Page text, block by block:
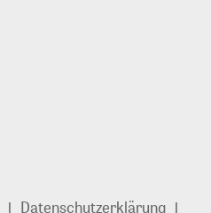
Datenschutzerklärung